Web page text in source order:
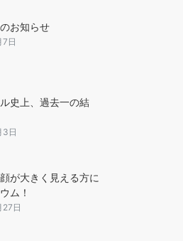
お知らせ
日
史上、過去一の結
3日
が大きく見える方に
ム！
日